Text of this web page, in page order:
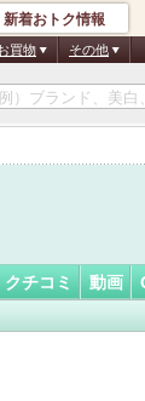
新着おトク情報
買物 その他
クチコミ 動画